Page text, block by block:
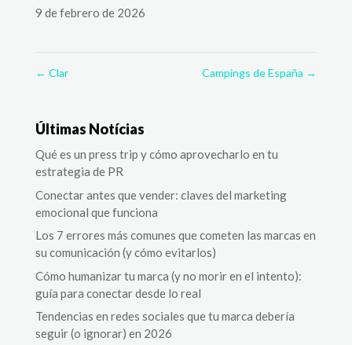
9 de febrero de 2026
← Clar Campings de España →
Últimas Notícias
Qué es un press trip y cómo aprovecharlo en tu
estrategia de PR
Conectar antes que vender: claves del marketing
emocional que funciona
Los 7 errores más comunes que cometen las marcas en
su comunicación (y cómo evitarlos)
Cómo humanizar tu marca (y no morir en el intento):
guía para conectar desde lo real
Tendencias en redes sociales que tu marca debería
seguir (o ignorar) en 2026